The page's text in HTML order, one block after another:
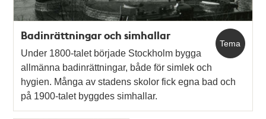
Tema
Badinrättningar och simhallar
Under 1800-talet började Stockholm bygga
allmänna badinrättningar, både för simlek och
hygien. Många av stadens skolor fick egna bad och
på 1900-talet byggdes simhallar.